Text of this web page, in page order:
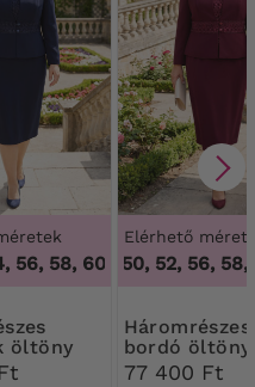
52, 54, 56, 58, 60
56, 58, 60, 46, 48, 50, 52,
öltöny
Elérhető
46, 48, 50, 52, 56, 58,
Háromrészes
bordó öltöny
csipkével
77 400 Ft